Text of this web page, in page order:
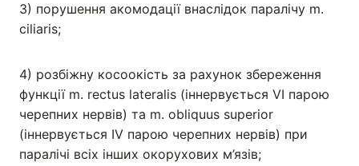
3) порушення акомодації внаслідок паралічу m.
ciliaris;
4) розбіжну косоокість за рахунок збереження
функції m. rectus lateralis (іннервується VІ парою
черепних нервів) та m. obliquus superior
(іннервується ІV парою черепних нервів) при
паралічі всіх інших окорухових м’язів;